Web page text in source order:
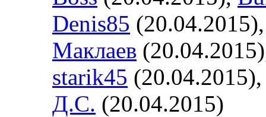
Denis85
Маклаев
starik45
Д.С. (20.04.2015)